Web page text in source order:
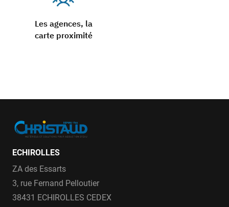
Les agences, la
carte proximité
ECHIROLLES
ZA des Essarts
3, rue Fernand Pelloutier
38431 ECHIROLLES CEDEX